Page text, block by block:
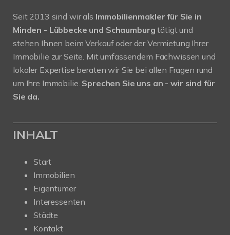
Seit 2013 sind wir als Immobilienmakler für Sie in
Minden - Lübbecke und Schaumburgtätigt und
stehen Ihnen beim Verkauf oder der Vermietung Ihrer
Immobilie zur Seite. Mit umfassendem Fachwissen und
lokaler Expertise beraten wir Sie bei allen Fragen rund
um Ihre Immobilie. Sprechen Sie uns an - wir sind für
Sie da.
INHALT
Start
Immobilien
Eigentümer
Interessenten
Städte
Kontakt